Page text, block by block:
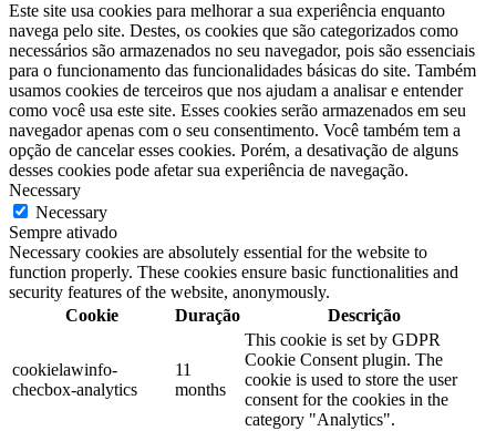
Este site usa cookies para melhorar a sua experiência enquanto
navega pelo site. Destes, os cookies que são categorizados como
necessários são armazenados no seu navegador, pois são essenciais
para o funcionamento das funcionalidades básicas do site. Também
usamos cookies de terceiros que nos ajudam a analisar e entender
como você usa este site. Esses cookies serão armazenados em seu
navegador apenas com o seu consentimento. Você também tem a
opção de cancelar esses cookies. Porém, a desativação de alguns
desses cookies pode afetar sua experiência de navegação.
Necessary
Necessary
Sempre ativado
Necessary cookies are absolutely essential for the website to
function properly. These cookies ensure basic functionalities and
security features of the website, anonymously.
Cookie
Duração Descrição
cookielawinfo-
checbox-analytics
11
months
This cookie is set by GDPR
Cookie Consent plugin. The
cookie is used to store the user
consent for the cookies in the
category "Analytics".